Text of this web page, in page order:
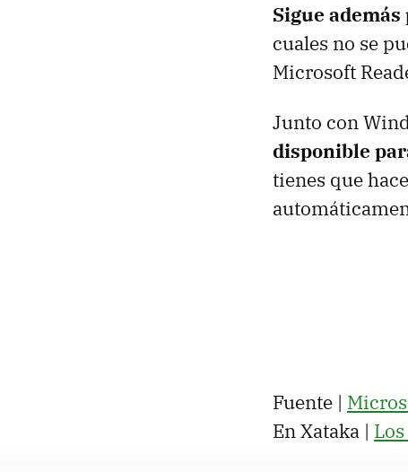
Sigue
cuales no se
Microsoft
Junto con
disponible
tienes que
Fuente |
En Xataka |